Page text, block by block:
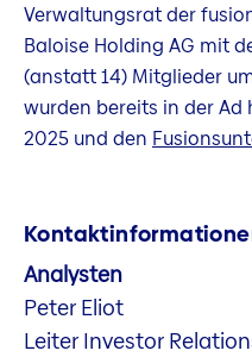
Verwaltungsrat der
Baloise Holding AG mit
(anstatt 14) Mitglieder
wurden bereits in der
2025 und den
Analysten
Peter Eliot
Leiter Investor